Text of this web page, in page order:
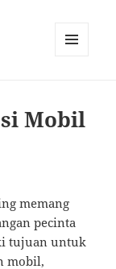
Mobil
memang
pecinta
tujuan untuk
mobil,